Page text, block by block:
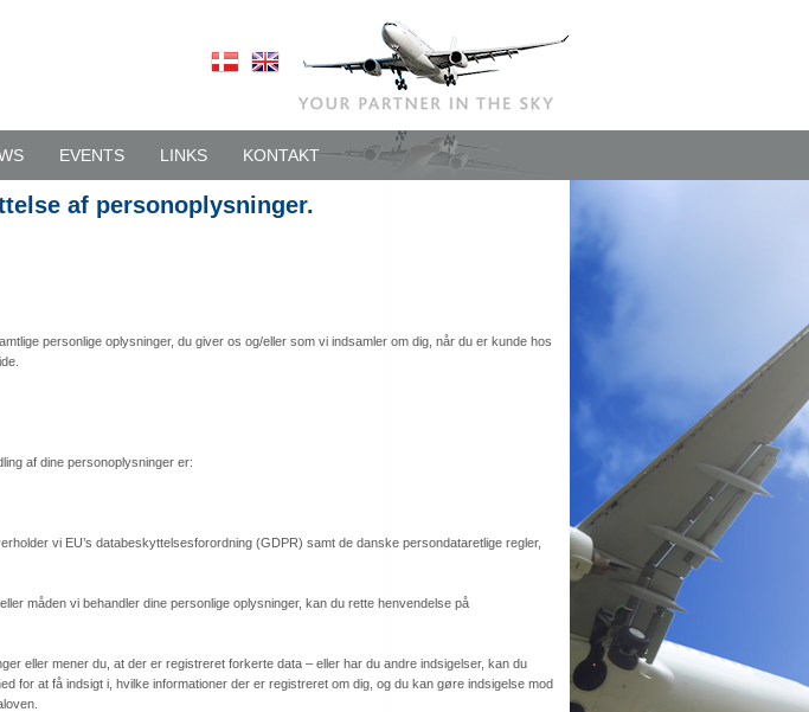
EVENTS LINKS KONTAKT
af personoplysninger.
personlige oplysninger, du giver os og/eller som vi indsamler om dig, når du er kunde hos
af dine personoplysninger er:
vi EU’s databeskyttelsesforordning (GDPR) samt de danske persondataretlige regler,
måden vi behandler dine personlige oplysninger, kan du rette henvendelse på
eller mener du, at der er registreret forkerte data – eller har du andre indsigelser, kan du
for at få indsigt i, hvilke informationer der er registreret om dig, og du kan gøre indsigelse mod